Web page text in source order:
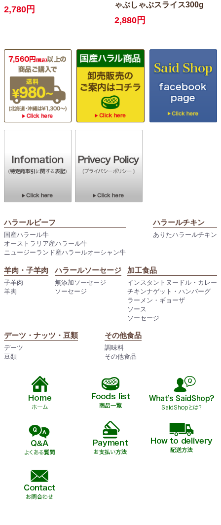
2,780円
ゃぶしゃぶスライス300g
2,880円
ハラールビーフ
国産ハラール牛
オーストラリア産ハラール牛
ニュージーランド産ハラールオーシャン牛
ハラールチキン
ありたハラールチキン
羊肉・子羊肉
子羊肉
羊肉
ハラールソーセージ
無添加ソーセージ
ソーセージ
加工食品
インスタントヌードル・カレー
チキンナゲット・ハンバーグ
ラーメン・ギョーザ
ソース
ソーセージ
デーツ・ナッツ・豆類
デーツ
豆類
その他食品
調味料
その他食品